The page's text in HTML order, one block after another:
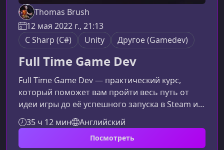
Thomas Brush
12 мая 2022 г., 21:13
C Sharp (C#)
Unity Другое (Gamedev)
Full Time Game Dev
Full Time Game Dev — практический курс,
который поможет вам пройти весь путь от
идеи игры до её успешного запуска в Steam и
получения стабильного дохода. Это
идеальный выбор для тех, кто хочет
превратить увлечение разработкой игр в
35 ч 12 мин Английский
Посмотреть